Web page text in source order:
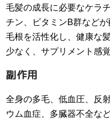
毛髪の成長に必要なケラ
チン、ビタミンB群などが
毛根を活性化し、健康な
少なく、サプリメント感
副作用
全身の多毛、低血圧、反
ウム血症、多臓器不全な